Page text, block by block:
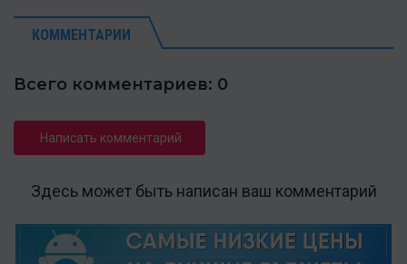
КОММЕНТАРИИ
Всего комментариев: 0
Написать комментарий
Здесь может быть написан ваш комментарий